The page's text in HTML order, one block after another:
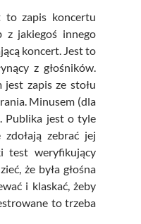
to zapis koncertu
z jakiegoś innego
koncert. Jest to
z głośników.
zapis ze stołu
Minusem (dla
Publika jest o tyle
zebrać jej
test weryfikujący
że była głośna
i klaskać, żeby
to trzeba